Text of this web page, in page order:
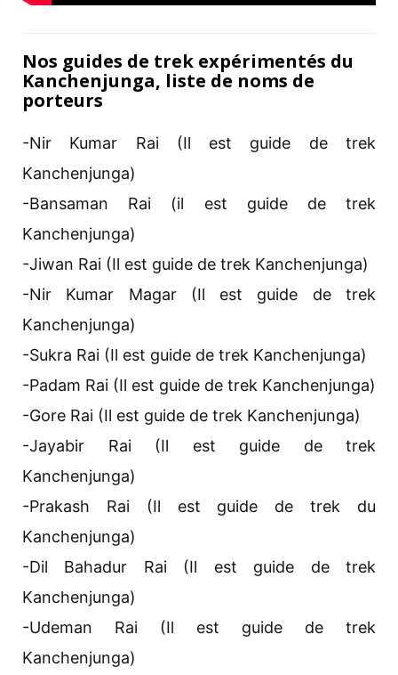
Nos guides de trek expérimentés du
Kanchenjunga, liste de noms de
porteurs
-Nir Kumar Rai (Il est guide de trek
Kanchenjunga)
-Bansaman Rai (il est guide de trek
Kanchenjunga)
-Jiwan Rai (Il est guide de trek Kanchenjunga)
-Nir Kumar Magar (Il est guide de trek
Kanchenjunga)
-Sukra Rai (Il est guide de trek Kanchenjunga)
-Padam Rai (Il est guide de trek Kanchenjunga)
-Gore Rai (Il est guide de trek Kanchenjunga)
-Jayabir Rai (Il est guide de trek
Kanchenjunga)
-Prakash Rai (Il est guide de trek du
Kanchenjunga)
-Dil Bahadur Rai (Il est guide de trek
Kanchenjunga)
-Udeman Rai (Il est guide de trek
Kanchenjunga)